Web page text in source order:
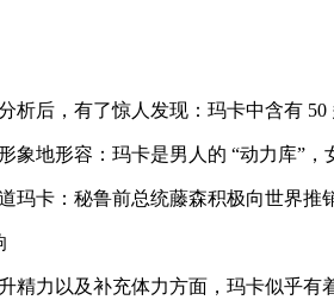
析后，有了惊人发现：玛卡中含有
象地形容：玛卡是男人的 “动力库”，
玛卡：秘鲁前总统藤森积极向世界
精力以及补充体力方面，玛卡似乎